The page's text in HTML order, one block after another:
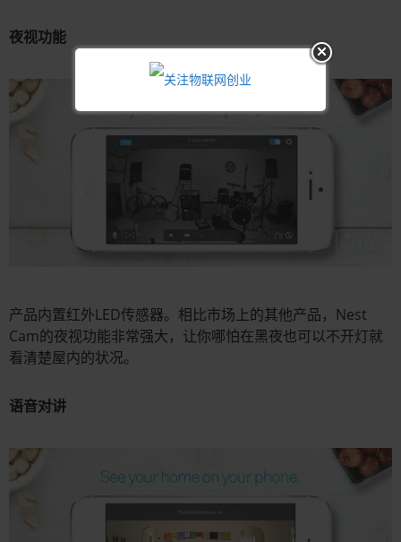
夜视功能
产品内置红外LED传感器。相比市场上的其他产品，Nest
Cam的夜视功能非常强大，让你哪怕在黑夜也可以不开灯就
看清楚屋内的状况。
语音对讲